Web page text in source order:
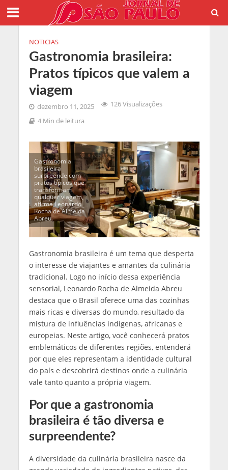
NOTICIAS
Gastronomia brasileira:
Pratos típicos que valem a
viagem
dezembro 11, 2025
126 Visualizações
4 Min de leitura
Gastronomia
brasileira
surpreende com
pratos típicos que
transformam
qualquer viagem,
afirma Leonardo
Rocha de Almeida
Abreu.
Gastronomia brasileira é um tema que desperta
o interesse de viajantes e amantes da culinária
tradicional. Logo no início dessa experiência
sensorial, Leonardo Rocha de Almeida Abreu
destaca que o Brasil oferece uma das cozinhas
mais ricas e diversas do mundo, resultado da
mistura de influências indígenas, africanas e
europeias. Neste artigo, você conhecerá pratos
emblemáticos de diferentes regiões, entenderá
por que eles representam a identidade cultural
do país e descobrirá destinos onde a culinária
vale tanto quanto a própria viagem.
Por que a gastronomia
brasileira é tão diversa e
surpreendente?
A diversidade da culinária brasileira nasce da